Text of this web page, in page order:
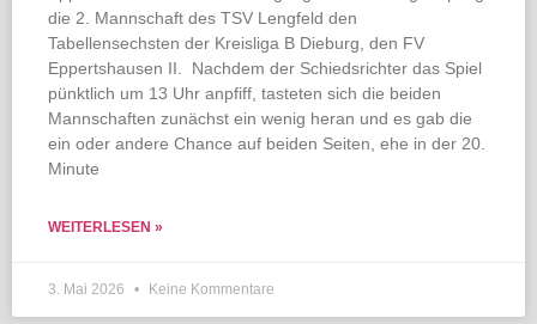
die 2. Mannschaft des TSV Lengfeld den
Tabellensechsten der Kreisliga B Dieburg, den FV
Eppertshausen II. Nachdem der Schiedsrichter das Spiel
pünktlich um 13 Uhr anpfiff, tasteten sich die beiden
Mannschaften zunächst ein wenig heran und es gab die
ein oder andere Chance auf beiden Seiten, ehe in der 20.
Minute
WEITERLESEN »
3. Mai 2026 Keine Kommentare